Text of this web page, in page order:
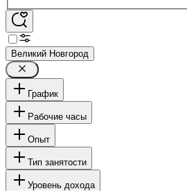
Великий Новгород
График
Рабочие часы
Опыт
Тип занятости
Уровень дохода